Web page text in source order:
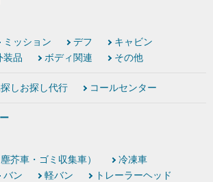
ミッション デフ
キャビン
装品 ボディ関連 その他
しお探し代行 コールセンター
芥車・ゴミ収集車）
冷凍車
バン 軽バン
トレーラーヘッド